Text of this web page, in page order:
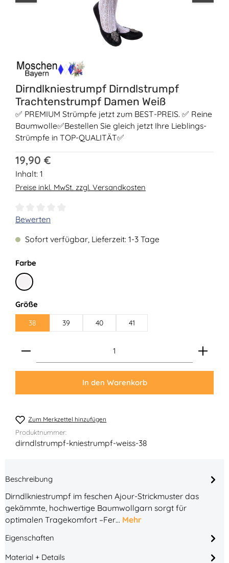
Dirndlkniestrumpf Dirndlstrumpf
Trachtenstrumpf Damen Weiß
✅ PREMIUM Strümpfe jetzt zum BEST-PREIS. ✅ Reine
Baumwolle✅Bestellen Sie gleich jetzt Ihre Lieblings-
Strümpfe in TOP-QUALITÄT✅
Regulärer Preis:
19,90 €
Inhalt: 1
Preise inkl. MwSt. zzgl. Versandkosten
Durchschnittliche Bewertung von 0 von 5 Sternen
Bewerten
Sofort verfügbar, Lieferzeit: 1-3 Tage
Farbeauswählen
Weiß
Größeauswählen
38 39 40 41
Produkt Anzahl: Gib den gewünschten Wert ein
In den Warenkorb
Zum Merkzettel hinzufügen
Produktnummer:
dirndlstrumpf-kniestrumpf-weiss-38
Beschreibung
Dirndlkniestrumpf im feschen Ajour-Strickmuster das
gekämmte, hochwertige Baumwollgarn sorgt für
optimalen Tragekomfort –Fer… Mehr
Eigenschaften
Material + Details